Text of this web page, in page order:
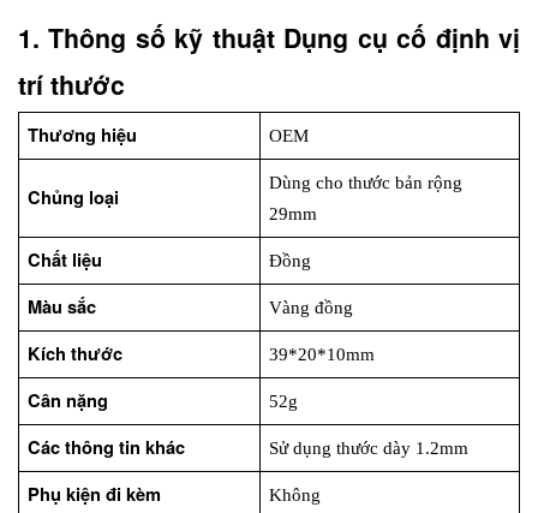
1. Thông số kỹ thuật Dụng cụ cố định vị
trí thước
Thương hiệu OEM
Chủng loại
Dùng cho thước bản rộng
29mm
Chất liệu Đồng
Màu sắc Vàng đồng
Kích thước 39*20*10mm
Cân nặng 52g
Các thông tin khác Sử dụng thước dày 1.2mm
Phụ kiện đi kèm Không